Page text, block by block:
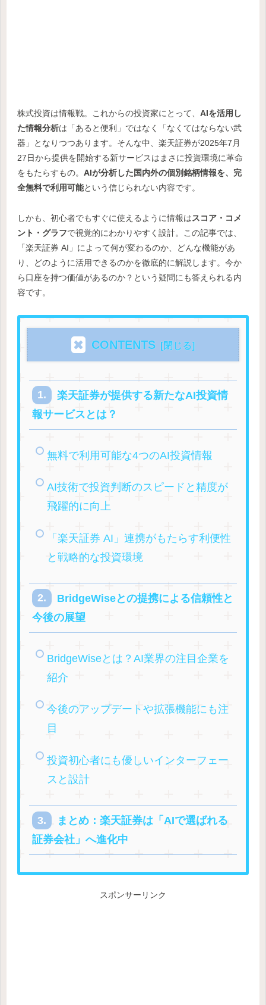
株式投資は情報戦。これからの投資家にとって、 AIを活用し
た情報分析は「あると便利」ではなく「なくてはならない武
器」となりつつあります。そんな中、楽天証券が2025年7月
27日から提供を開始する新サービスはまさに投資環境に革命
をもたらすもの。 AIが分析した国内外の個別銘柄情報を、完
全無料で利用可能という信じられない内容です。
しかも、初心者でもすぐに使えるように情報はスコア・コメ
ント・グラフで視覚的にわかりやすく設計。この記事では、
「楽天証券 AI」によって何が変わるのか、どんな機能があ
り、どのように活用できるのかを徹底的に解説します。今か
ら口座を持つ価値があるのか？という疑問にも答えられる内
容です。
CONTENTS
楽天証券が提供する新たなAI投資情
報サービスとは？
無料で利用可能な4つのAI投資情報
AI技術で投資判断のスピードと精度が
飛躍的に向上
「楽天証券 AI」連携がもたらす利便性
と戦略的な投資環境
BridgeWiseとの提携による信頼性と
今後の展望
BridgeWiseとは？AI業界の注目企業を
紹介
今後のアップデートや拡張機能にも注
目
投資初心者にも優しいインターフェー
スと設計
まとめ：楽天証券は「AIで選ばれる
証券会社」へ進化中
スポンサーリンク